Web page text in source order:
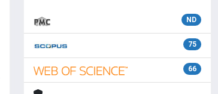
ND
75
66